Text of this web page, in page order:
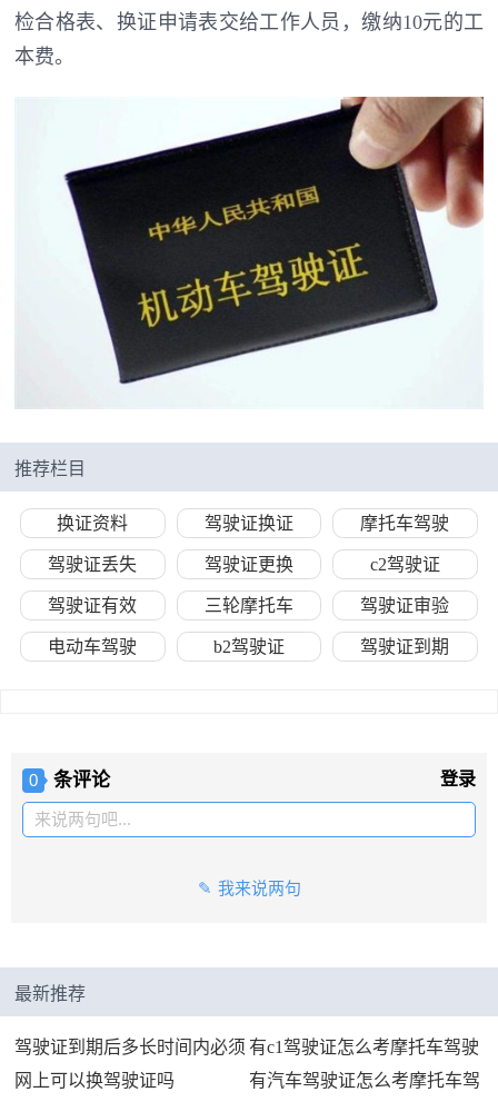
检合格表、换证申请表交给工作人员，缴纳10元的工
本费。
推荐栏目
换证资料 驾驶证换证 摩托车驾驶
驾驶证丢失 驾驶证更换 c2驾驶证
驾驶证有效 三轮摩托车 驾驶证审验
电动车驾驶 b2驾驶证 驾驶证到期
0 条评论 登录
来说两句吧...
我来说两句
最新推荐
驾驶证到期后多长时间内必须
换证
有c1驾驶证怎么考摩托车驾驶
证
网上可以换驾驶证吗 有汽车驾驶证怎么考摩托车驾